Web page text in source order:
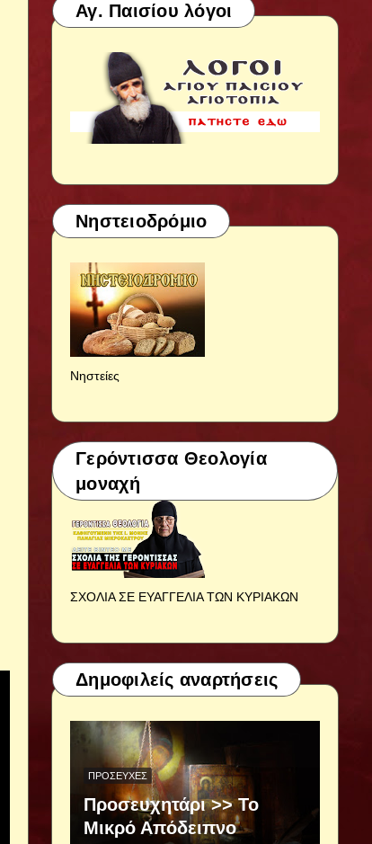
Αγ. Παισίου λόγοι
Νηστειοδρόμιο
Νηστείες
Γερόντισσα Θεολογία
μοναχή
ΣΧΟΛΙΑ ΣΕ ΕΥΑΓΓΕΛΙΑ ΤΩΝ ΚΥΡΙΑΚΩΝ
Δημοφιλείς αναρτήσεις
ΠΡΟΣΕΥΧΈΣ
Προσευχητάρι >> Το
Μικρό Απόδειπνο